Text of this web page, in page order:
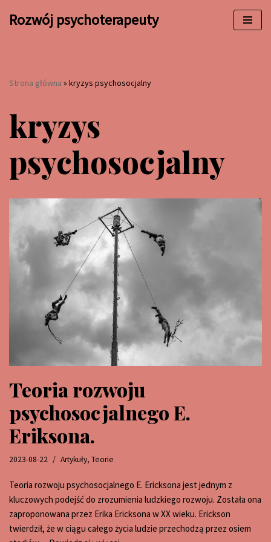
Rozwój psychoterapeuty
Strona główna » kryzys psychosocjalny
kryzys
psychosocjalny
Teoria rozwoju
psychosocjalnego E.
Eriksona.
2023-08-22 Artykuły, Teorie
Teoria rozwoju psychosocjalnego E. Ericksona jest jednym z
kluczowych podejść do zrozumienia ludzkiego rozwoju. Została ona
zaproponowana przez Erika Ericksona w XX wieku. Erickson
twierdził, że w ciągu całego życia ludzie przechodzą przez osiem